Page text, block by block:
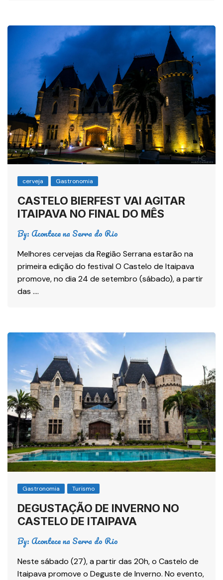
cerveja Gastronomia
CASTELO BIERFEST VAI AGITAR
ITAIPAVA NO FINAL DO MÊS
By: Acontece na Serra do Rio
Melhores cervejas da Região Serrana estarão na
primeira edição do festival O Castelo de Itaipava
promove, no dia 24 de setembro (sábado), a partir
das ….
Gastronomia Turismo
DEGUSTAÇÃO DE INVERNO NO
CASTELO DE ITAIPAVA
By: Acontece na Serra do Rio
Neste sábado (27), a partir das 20h, o Castelo de
Itaipava promove o Deguste de Inverno. No evento,